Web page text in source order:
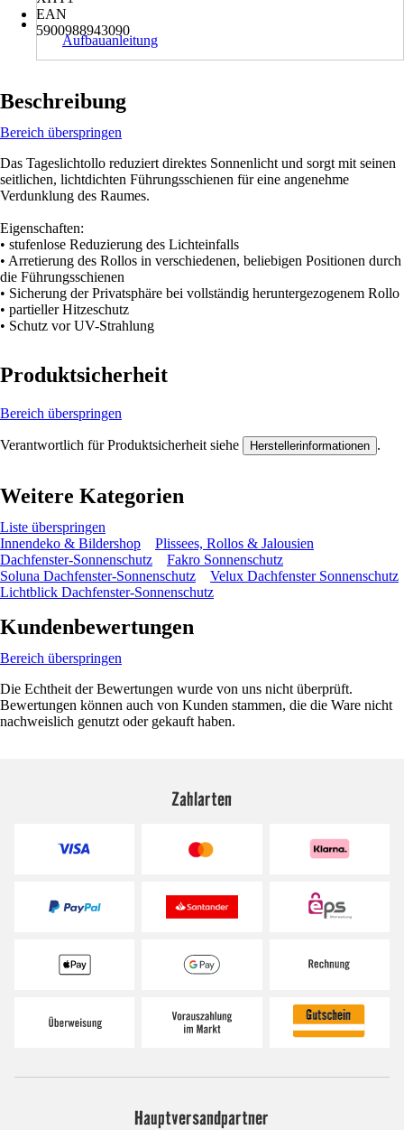
EAN
5900988943090
Aufbauanleitung
Beschreibung
Bereich überspringen
Das Tageslichtollo reduziert direktes Sonnenlicht und sorgt mit seinen
seitlichen, lichtdichten Führungsschienen für eine angenehme
Verdunklung des Raumes.
Eigenschaften:
• stufenlose Reduzierung des Lichteinfalls
• Arretierung des Rollos in verschiedenen, beliebigen Positionen durch
die Führungsschienen
• Sicherung der Privatsphäre bei vollständig heruntergezogenem Rollo
• partieller Hitzeschutz
• Schutz vor UV-Strahlung
Produktsicherheit
Bereich überspringen
Verantwortlich für Produktsicherheit siehe Herstellerinformationen .
Weitere Kategorien
Liste überspringen
Innendeko & Bildershop
Plissees, Rollos & Jalousien
Dachfenster-Sonnenschutz
Fakro Sonnenschutz
Soluna Dachfenster-Sonnenschutz
Velux Dachfenster Sonnenschutz
Lichtblick Dachfenster-Sonnenschutz
Kundenbewertungen
Bereich überspringen
Die Echtheit der Bewertungen wurde von uns nicht überprüft.
Bewertungen können auch von Kunden stammen, die die Ware nicht
nachweislich genutzt oder gekauft haben.
Zahlarten
Hauptversandpartner